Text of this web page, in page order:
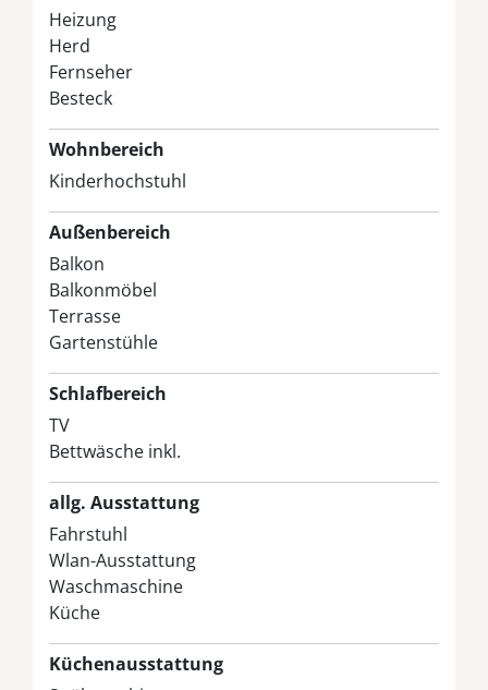
Heizung
Herd
Fernseher
Besteck
Wohnbereich
Kinderhochstuhl
Außenbereich
Balkon
Balkonmöbel
Terrasse
Gartenstühle
Schlafbereich
TV
Bettwäsche inkl.
allg. Ausstattung
Fahrstuhl
Wlan-Ausstattung
Waschmaschine
Küche
Küchenausstattung